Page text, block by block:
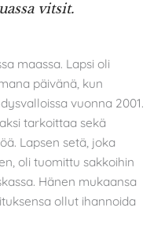
vitsit.
maassa. Lapsi oli
päivänä, kun
vuonna 2001.
tarkoittaa sekä
Lapsen setä, joka
oli tuomittu sakkoihin
Hänen mukaansa
ollut ihannoida